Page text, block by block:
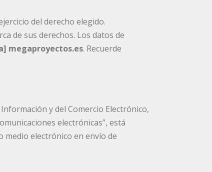
del derecho elegido.
de sus derechos. Los datos de
megaproyectos.es. Recuerde
y del Comercio Electrónico,
electrónicas”, está
electrónico en envío de